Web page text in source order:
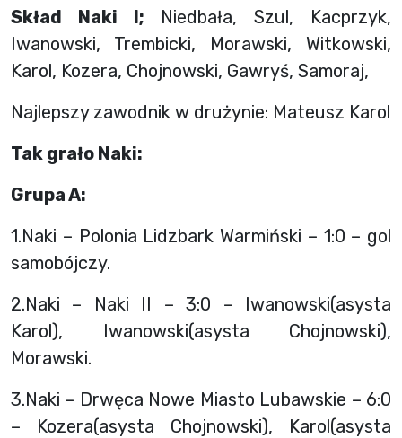
Skład Naki I; Niedbała, Szul, Kacprzyk,
Iwanowski, Trembicki, Morawski, Witkowski,
Karol, Kozera, Chojnowski, Gawryś, Samoraj,
Najlepszy zawodnik w drużynie: Mateusz Karol
Tak grało Naki:
Grupa A:
1.Naki – Polonia Lidzbark Warmiński – 1:0 – gol
samobójczy.
2.Naki – Naki II – 3:0 – Iwanowski(asysta
Karol), Iwanowski(asysta Chojnowski),
Morawski.
3.Naki – Drwęca Nowe Miasto Lubawskie – 6:0
– Kozera(asysta Chojnowski), Karol(asysta